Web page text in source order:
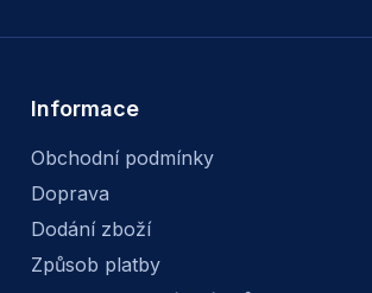
Informace
Obchodní podmínky
Doprava
Dodání zboží
Způsob platby